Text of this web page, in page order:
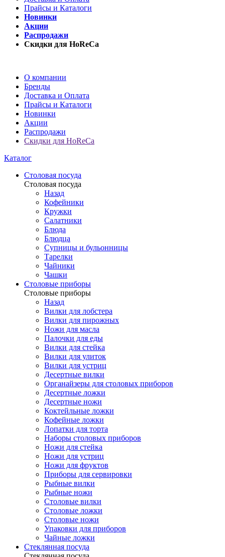
Прайсы и Каталоги
Новинки
Акции
Распродажи
Скидки для HoReCa
О компании
Бренды
Доставка и Оплата
Прайсы и Каталоги
Новинки
Акции
Распродажи
Скидки для HoReCa
Каталог
Столовая посуда
Столовая посуда
Назад
Кофейники
Кружки
Салатники
Блюда
Блюдца
Супницы и бульонницы
Тарелки
Чайники
Чашки
Cтоловые приборы
Cтоловые приборы
Назад
Вилки для лобстера
Вилки для пирожных
Ножи для масла
Палочки для еды
Вилки для стейка
Вилки для улиток
Вилки для устриц
Десертные вилки
Органайзеры для столовых приборов
Десертные ложки
Десертные ножи
Коктейльные ложки
Кофейные ложки
Лопатки для торта
Наборы столовых приборов
Ножи для стейка
Ножи для устриц
Ножи для фруктов
Приборы для сервировки
Рыбные вилки
Рыбные ножи
Столовые вилки
Столовые ложки
Столовые ножи
Упаковки для приборов
Чайные ложки
Стеклянная посуда